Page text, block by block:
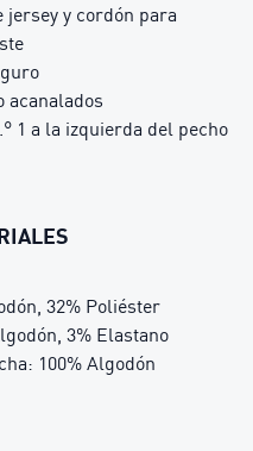
y cordón para
acanalados
1 a la izquierda del pecho
32% Poliéster
3% Elastano
100% Algodón